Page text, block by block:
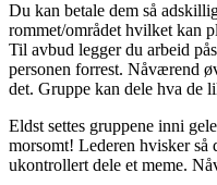
Du kan betale dem så
rommet/området hvilket kan
Til avbud legger du arbeid
personen forrest. Nåværend
det. Gruppe kan dele hva de
Eldst settes gruppene inni
morsomt! Lederen hvisker så
ukontrollert dele et meme.